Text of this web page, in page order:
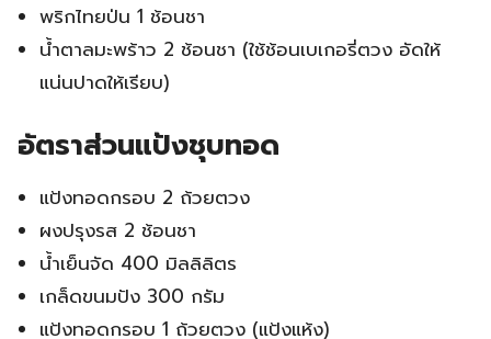
พริกไทยป่น 1 ช้อนชา
น้ำตาลมะพร้าว 2 ช้อนชา (ใช้ช้อนเบเกอรี่ตวง อัดให้
แน่นปาดให้เรียบ)
อัตราส่วนแป้งชุบทอด
แป้งทอดกรอบ 2 ถ้วยตวง
ผงปรุงรส 2 ช้อนชา
น้ำเย็นจัด 400 มิลลิลิตร
เกล็ดขนมปัง 300 กรัม
แป้งทอดกรอบ 1 ถ้วยตวง (แป้งแห้ง)